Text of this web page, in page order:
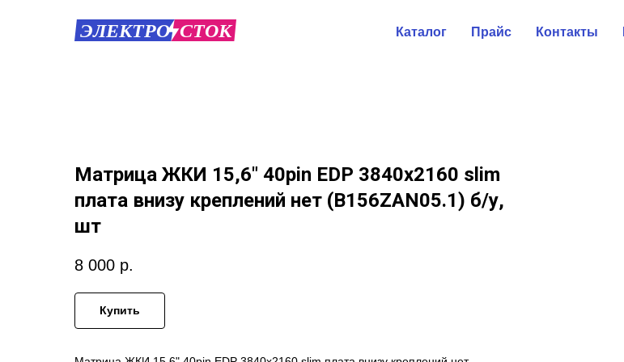
Каталог Прайс Контакты
Матрица ЖКИ 15,6" 40pin EDP 3840x2160 slim
плата внизу креплений нет (B156ZAN05.1) б/у,
шт
8 000 р.
Купить